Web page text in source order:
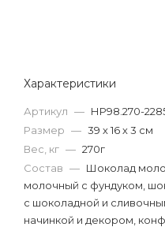
Характеристики
Артикул — НР98.270-
Размер — 39 х 16 х 3 см
Вес, кг — 270г
Состав — Шоколад
молочный с фундуком,
с шоколадной и
начинкой и декором,